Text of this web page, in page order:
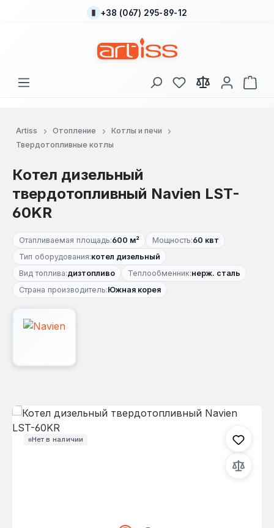
Перейти к основному содержанию
+38 (067) 295-89-12
У вас есть товары
В
Artiss Отопление
Котлы и печи
Твердотопливные котлы
Котел дизельный
твердотопливный Navien LST-
60KR
Отапливаемая площадь:600 м² Мощность:60 квт
Тип оборудования:котел дизельный
Вид топлива:дизтопливо Теплообменник:нерж. сталь
Страна производитель:Южная корея
Нет в наличии
Пропустить галерею изображений